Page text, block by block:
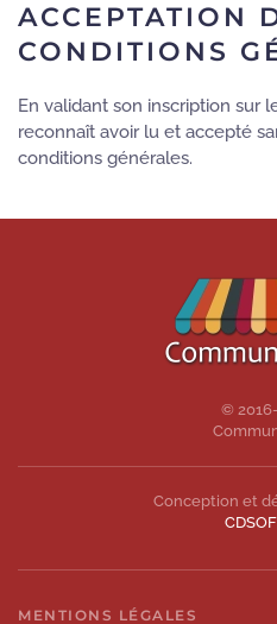
ACCEPTATION
CONDITIONS
En validant son inscription sur
reconnaît avoir lu et accepté
conditions générales.
©
Conception et
MENTIONS LÉGALES